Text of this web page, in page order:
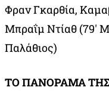
Φραν Γκαρθία,
Μπραΐμ Ντίαθ (79′
Παλάθιος)
ΤΟ ΠΑΝΟΡΑΜΑ ΤΗΣ